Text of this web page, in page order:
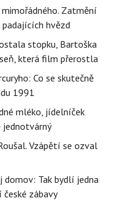
Zatmění
hvězd
stopku, Bartoška
která film přerostla
Co se skutečně
1991
mléko, jídelníček
jednotvárný
Vzápětí se ozval
domov: Tak bydlí jedna
zábavy